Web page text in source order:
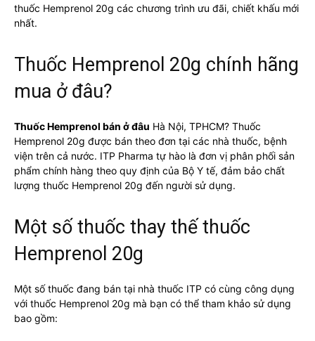
thuốc Hemprenol 20g các chương trình ưu đãi, chiết khấu mới
nhất.
Thuốc Hemprenol 20g chính hãng
mua ở đâu?
Thuốc Hemprenol bán ở đâu Hà Nội, TPHCM? Thuốc
Hemprenol 20g được bán theo đơn tại các nhà thuốc, bệnh
viện trên cả nước. ITP Pharma tự hào là đơn vị phân phối sản
phẩm chính hàng theo quy định của Bộ Y tế, đảm bảo chất
lượng thuốc Hemprenol 20g đến người sử dụng.
Một số thuốc thay thế thuốc
Hemprenol 20g
Một số thuốc đang bán tại nhà thuốc ITP có cùng công dụng
với thuốc Hemprenol 20g mà bạn có thể tham khảo sử dụng
bao gồm: